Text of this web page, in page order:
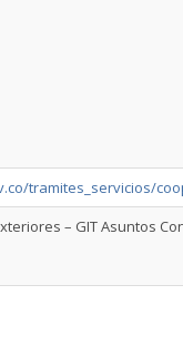
tramites_servicios/
– GIT Asuntos